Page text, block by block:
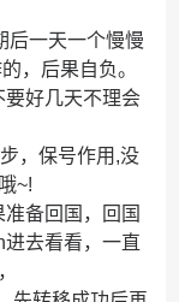
后一天一个慢慢
，后果自负。
好几天不理会
，保号作用,没
~!
备回国，回国
去看看，一直